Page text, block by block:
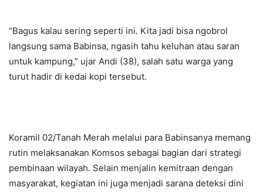
“Bagus kalau sering seperti ini. Kita jadi bisa ngobrol
langsung sama Babinsa, ngasih tahu keluhan atau saran
untuk kampung,” ujar Andi (38), salah satu warga yang
turut hadir di kedai kopi tersebut.
Koramil 02/Tanah Merah melalui para Babinsanya memang
rutin melaksanakan Komsos sebagai bagian dari strategi
pembinaan wilayah. Selain menjalin kemitraan dengan
masyarakat, kegiatan ini juga menjadi sarana deteksi dini